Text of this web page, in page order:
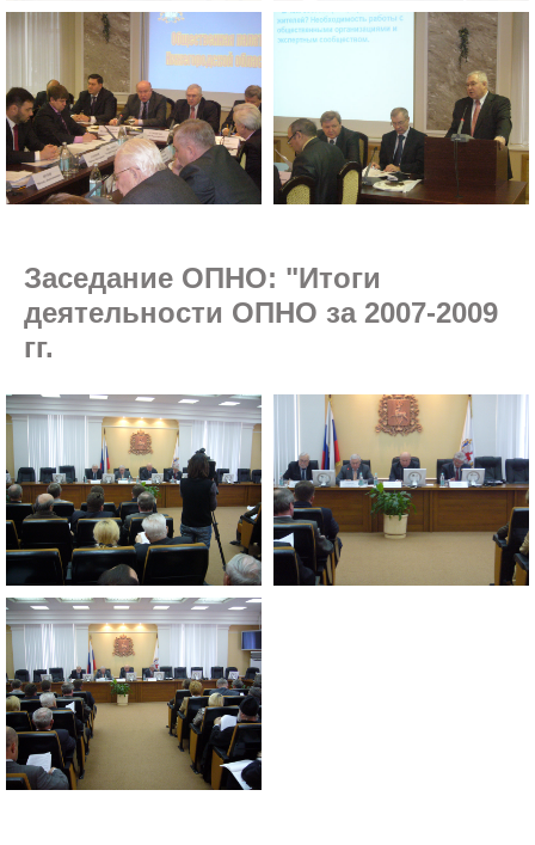
Заседание ОПНО: "Итоги
деятельности ОПНО за 2007-2009
гг.